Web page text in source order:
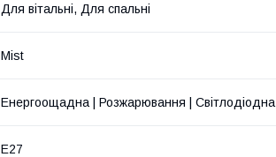
Для вітальні, Для спальні
Mist
Енергоощадна | Розжарювання | Світлодіодна
E27